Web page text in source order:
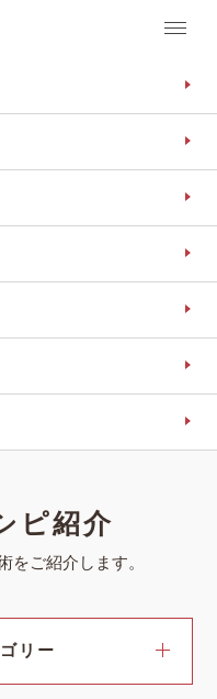
ピ紹介
をご紹介します。
リー